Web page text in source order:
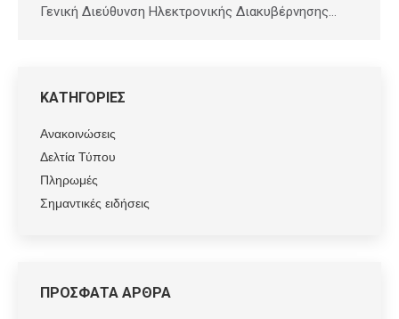
Γενική Διεύθυνση Ηλεκτρονικής Διακυβέρνησης…
ΚΑΤΗΓΟΡΙΕΣ
Ανακοινώσεις
Δελτία Τύπου
Πληρωμές
Σημαντικές ειδήσεις
ΠΡΟΣΦΑΤΑ ΑΡΘΡΑ